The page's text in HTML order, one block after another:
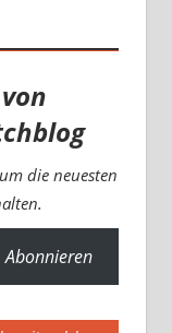
die neuesten
Abonnieren